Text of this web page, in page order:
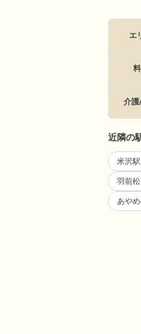
エ
介
近隣の
米沢駅
羽前
あや